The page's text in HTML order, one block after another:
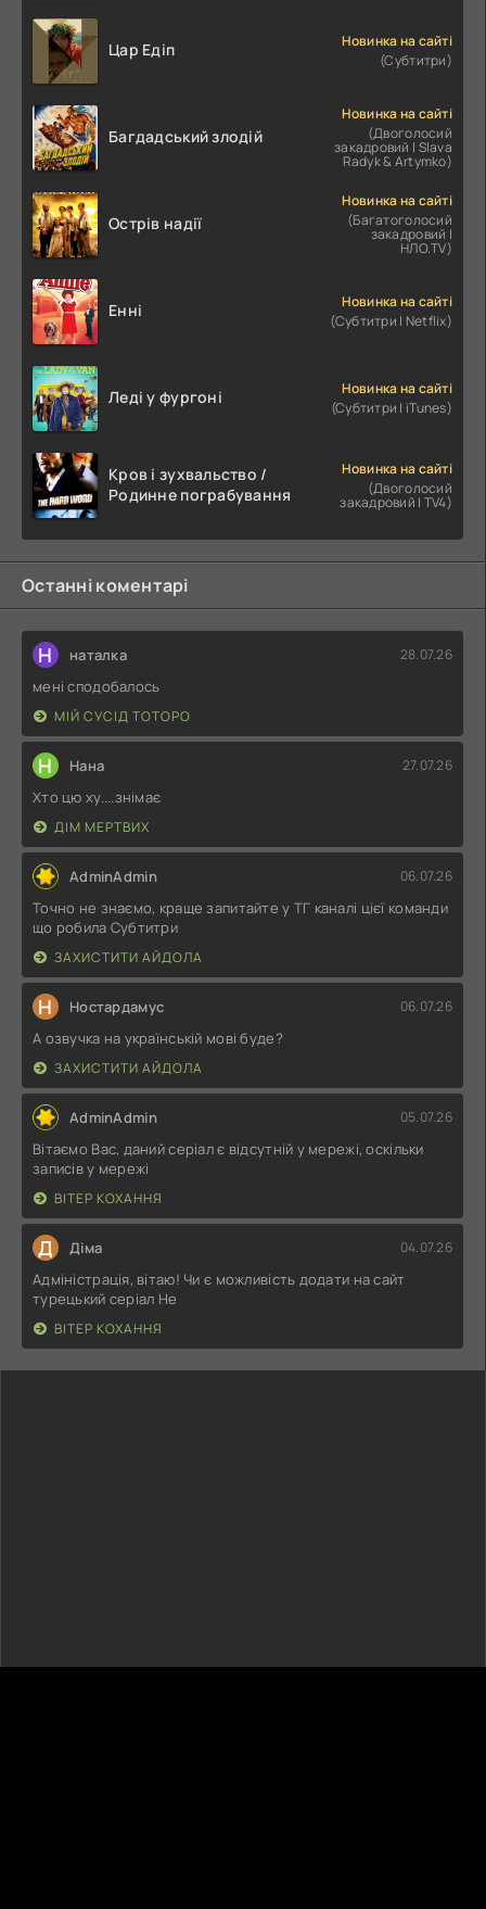
Цар Едіп
Новинка на сайті
(Субтитри)
Багдадський злодій
Новинка на сайті
(Двоголосий
закадровий | Slava
Radyk & Artymko)
Острів надії
Новинка на сайті
(Багатоголосий
закадровий |
НЛО.TV)
Енні
Новинка на сайті
(Субтитри | Netflix)
Леді у фургоні
Новинка на сайті
(Субтитри | iTunes)
Кров і зухвальство /
Родинне пограбування
Новинка на сайті
(Двоголосий
закадровий | TV4)
Останні коментарі
Н наталка 28.07.26
мені сподобалось
МІЙ СУСІД ТОТОРО
Н Нана 27.07.26
Хто цю ху....знімає
ДІМ МЕРТВИХ
AdminAdmin 06.07.26
Точно не знаємо, краще запитайте у ТГ каналі цієї команди
що робила Субтитри
ЗАХИСТИТИ АЙДОЛА
Н Ностардамус 06.07.26
А озвучка на українській мові буде?
ЗАХИСТИТИ АЙДОЛА
AdminAdmin 05.07.26
Вітаємо Вас, даний серіал є відсутній у мережі, оскільки
записів у мережі
ВІТЕР КОХАННЯ
Д Діма 04.07.26
Адміністрація, вітаю! Чи є можливість додати на сайт
турецький серіал Не
ВІТЕР КОХАННЯ